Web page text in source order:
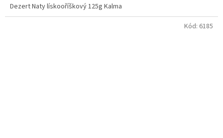
Dezert Naty lískooříškový 125g Kalma
Kód: 6185